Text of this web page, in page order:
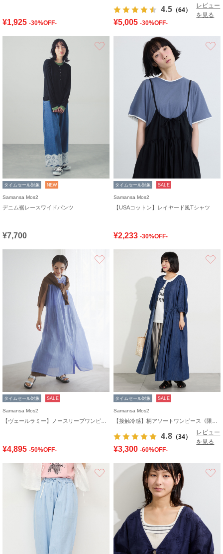
¥1,925 -30%OFF-
4.5 （64）
レビュー
を見る
¥5,005 -30%OFF-
タイムセール対象 NEW
Samansa Mos2
デニム裾レースワイドパンツ
¥7,700
タイムセール対象 SALE
Samansa Mos2
【USAコットン】レイヤード風Tシャツ
¥2,233 -30%OFF-
タイムセール対象 SALE
Samansa Mos2
¥4,895 -50%OFF-
タイムセール対象 SALE
Samansa Mos2
4.8 （34）
レビュー
を見る
¥3,300 -60%OFF-
お気に入り